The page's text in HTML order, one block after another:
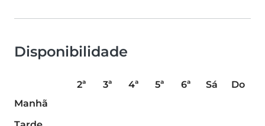
Disponibilidade
2ª 3ª 4ª 5ª 6ª Sá
Do
Manhã